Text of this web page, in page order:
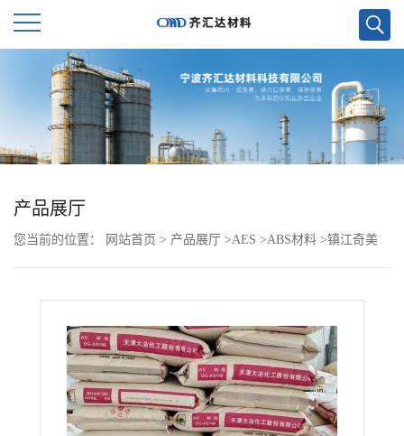
首
页
公
产品展厅
您当前的位置： 网站首页 > 产品展厅 >AES >ABS材料 >镇江奇美